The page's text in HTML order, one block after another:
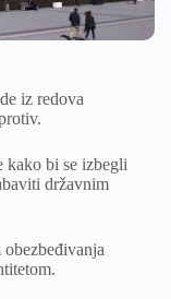
iz redova
kako bi se izbegli
državnim